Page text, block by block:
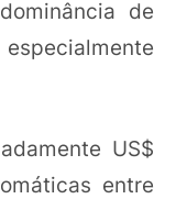
de
US$
entre